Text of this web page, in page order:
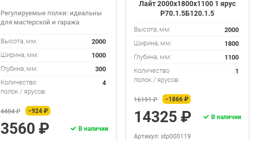
Регулируемые полки: идеальны
для мастерской и гаража
Высота, мм: 2000
Ширина, мм: 1000
Глубина, мм: 300
Количество
полок / ярусов:
4
4484 ₽ −924 ₽
3560 ₽ В наличии
Лайт 2000х1800х1100 1 ярус
Р70.1.5Б120.1.5
Высота, мм: 2000
Ширина, мм: 1800
Глубина, мм: 1100
Количество
полок / ярусов:
1
16191 ₽ −1866 ₽
14325 ₽ В наличии
Артикул: stp000119